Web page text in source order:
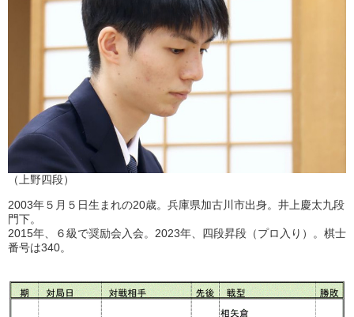
（上野四段）
2003年５月５日生まれの20歳。兵庫県加古川市出身。井上慶太九段
門下。
2015年、６級で奨励会入会。2023年、四段昇段（プロ入り）。棋士
番号は340。